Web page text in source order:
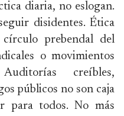
diaria, no eslogan.
disidentes. Ética
prebendal del
o movimientos
creíbles,
públicos no son caja
para todos. No más